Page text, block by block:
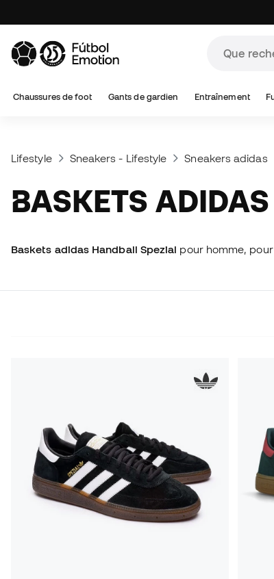
Chaussures de foot Gants de gardien Entraînement
Lifestyle Sneakers - Lifestyle Sneakers adidas
BASKETS
Baskets adidas Handball Spezial pour homme,